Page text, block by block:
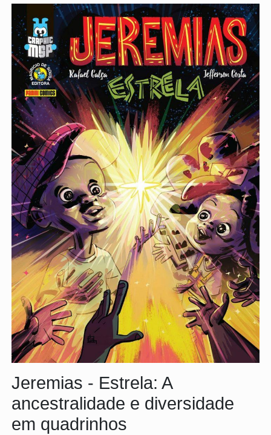
Jeremias - Estrela: A
ancestralidade e diversidade
em quadrinhos